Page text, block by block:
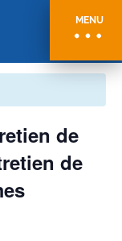
MENU
de
de